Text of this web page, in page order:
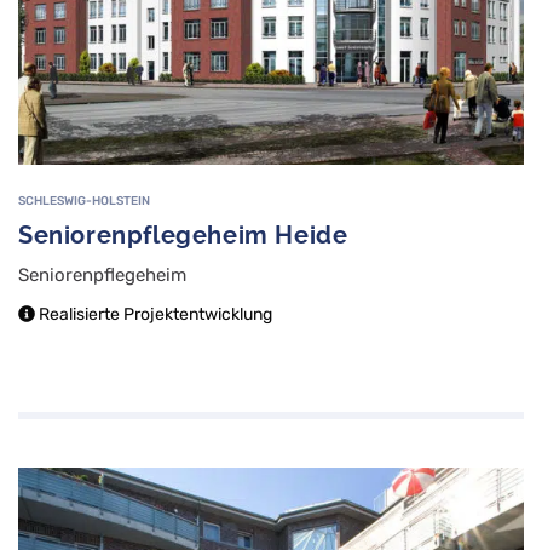
SCHLESWIG-HOLSTEIN
Seniorenpflegeheim Heide
Seniorenpflegeheim
Realisierte Projektentwicklung